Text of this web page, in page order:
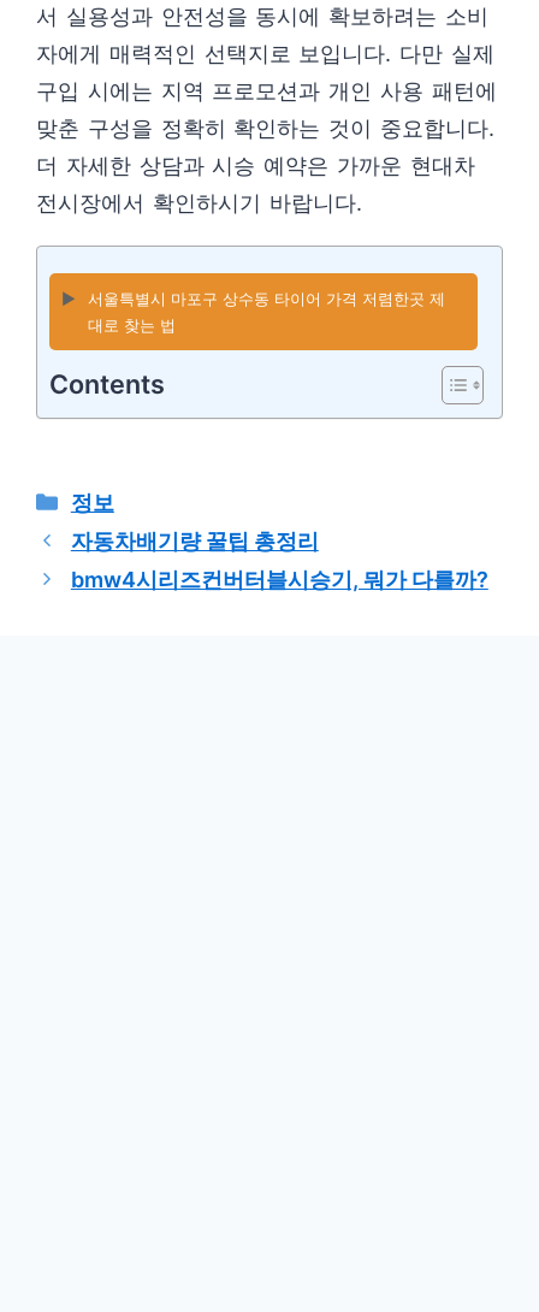
서 실용성과 안전성을 동시에 확보하려는 소비
자에게 매력적인 선택지로 보입니다. 다만 실제
구입 시에는 지역 프로모션과 개인 사용 패턴에
맞춘 구성을 정확히 확인하는 것이 중요합니다.
더 자세한 상담과 시승 예약은 가까운 현대차
전시장에서 확인하시기 바랍니다.
▶️
서울특별시 마포구 상수동 타이어 가격 저렴한곳 제
대로 찾는 법
Contents
카
테
고
리
정보
자동차배기량 꿀팁 총정리
bmw4시리즈컨버터블시승기, 뭐가 다를까?